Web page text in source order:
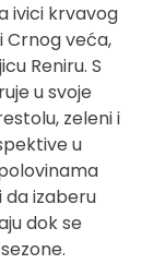
ivici krvavog
Crnog veća,
Reniru. S
u svoje
zeleni i
u
da izaberu
dok se